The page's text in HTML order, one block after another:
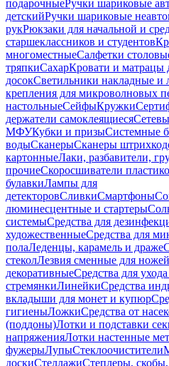
подарочныеРучки шариковые
детскийРучки шариковые
рукРюкзаки для начальной и
старшеклассников и студентов
многоместныеСалфетки
тряпкиСахарКровати и матрацы
досокСветильники накладные и
крепления для микроволновых
настольныеСейфыКружки
держатели самоклеящиеся
МФУКубки и призыСистемные
водыСканерыСканеры
картонныеЛаки, разбавители,
прочиеСкоросшиватели
булавкиЛампы для
детекторовСливкиСмартфоны
люминесцентные и стартеры
системыСредства для
художественныеСредства для
полаЛеденцы, карамель и драже
стеколЛезвия сменные для ножей
декоративныеСредства для
стремянкиЛинейкиСредства
вкладыши для монет и купюр
гигиеныЛожкиСредства от
(поддоны)Лотки и подставки
напряженияЛотки настенные
фужерыЛупыСтеклоочистители
доскиСтеллажиСтеплеры,